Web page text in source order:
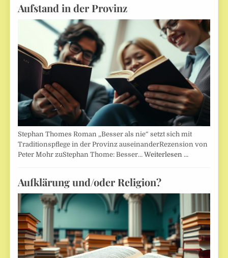
Aufstand in der Provinz
Stephan Thomes Roman „Besser als nie“ setzt sich mit
Traditionspflege in der Provinz auseinanderRezension von
Peter Mohr zuStephan Thome: Besser…Weiterlesen …
Aufklärung und/oder Religion?